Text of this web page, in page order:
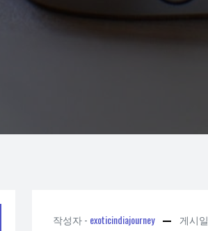
작성자 - exoticindiajourney 게시일